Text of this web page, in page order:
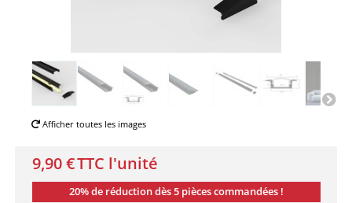
Afficher toutes les images
9,90 €TTC l'unité
20% de réduction dès 5 pièces commandées !